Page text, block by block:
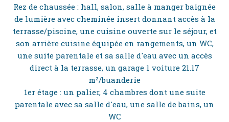
Rez de chaussée : hall, salon, salle à manger baignée
de lumière avec cheminée insert donnant accès à la
terrasse/piscine, une cuisine ouverte sur le séjour, et
son arrière cuisine équipée en rangements, un WC,
une suite parentale et sa salle d'eau avec un accès
direct à la terrasse, un garage 1 voiture 21.17
m²/buanderie
1er étage : un palier, 4 chambres dont une suite
parentale avec sa salle d'eau, une salle de bains, un
WC